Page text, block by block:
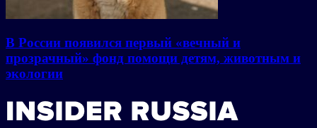
В России появился первый «вечный и
прозрачный» фонд помощи детям, животным и
экологии